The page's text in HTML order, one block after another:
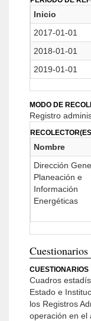
Inicio
2017-01-01
2018-01-01
2019-01-01
MODO DE
Registro
Nombre
Dirección
Planeación e
Información
Energéticas
Cuestionarios
CUESTIONARIOS
Cuadros
Estado e
los Registros
operación en el